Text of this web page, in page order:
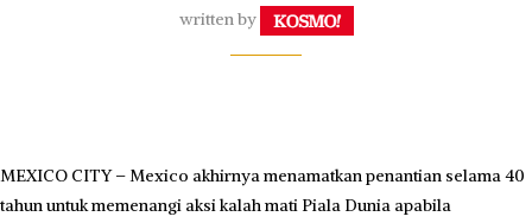
written by
MEXICO CITY – Mexico akhirnya menamatkan penantian selama 40
tahun untuk memenangi aksi kalah mati Piala Dunia apabila